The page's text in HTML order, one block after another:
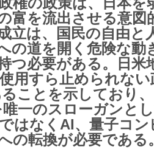
富を流出させる意図
立は、国民の自由と
の道を開く危険な動
つ必要がある。日米
用すら止められな
ことを示しており
一のスローガンと
はなくAI、量子コ
の転換が必要である。